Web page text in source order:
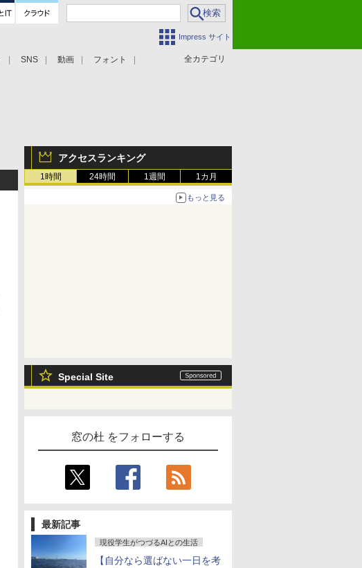
Impress サイト
全カテゴリ
SNS 動画 フォント
アクセスランキング
1時間 24時間 1週間 1カ月
もっと見る
Special Site
窓の杜 をフォローする
最新記事
現役学生がつづるAIとの生活
【自分なら選ばない一日を考